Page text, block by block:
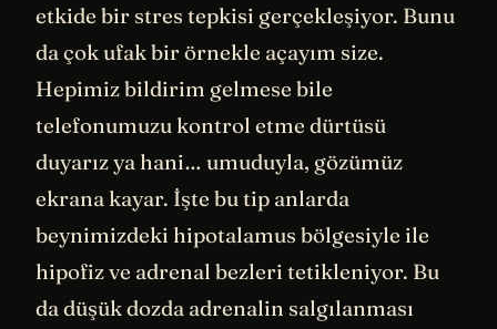
etkide bir stres tepkisi gerçekleşiyor. Bunu
da çok ufak bir örnekle açayım size.
Hepimiz bildirim gelmese bile
telefonumuzu kontrol etme dürtüsü
duyarız ya hani… umuduyla, gözümüz
ekrana kayar. İşte bu tip anlarda
beynimizdeki hipotalamus bölgesiyle ile
hipofiz ve adrenal bezleri tetikleniyor. Bu
da düşük dozda adrenalin salgılanması